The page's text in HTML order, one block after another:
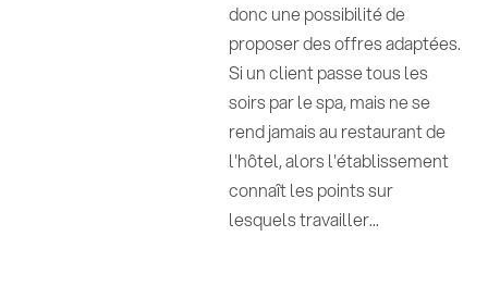
donc une possibilité de
proposer des offres adaptées.
Si un client passe tous les
soirs par le spa, mais ne se
rend jamais au restaurant de
l'hôtel, alors l'établissement
connaît les points sur
lesquels travailler...